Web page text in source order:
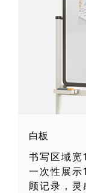
白板
书写区域
一次性展
顾记录，